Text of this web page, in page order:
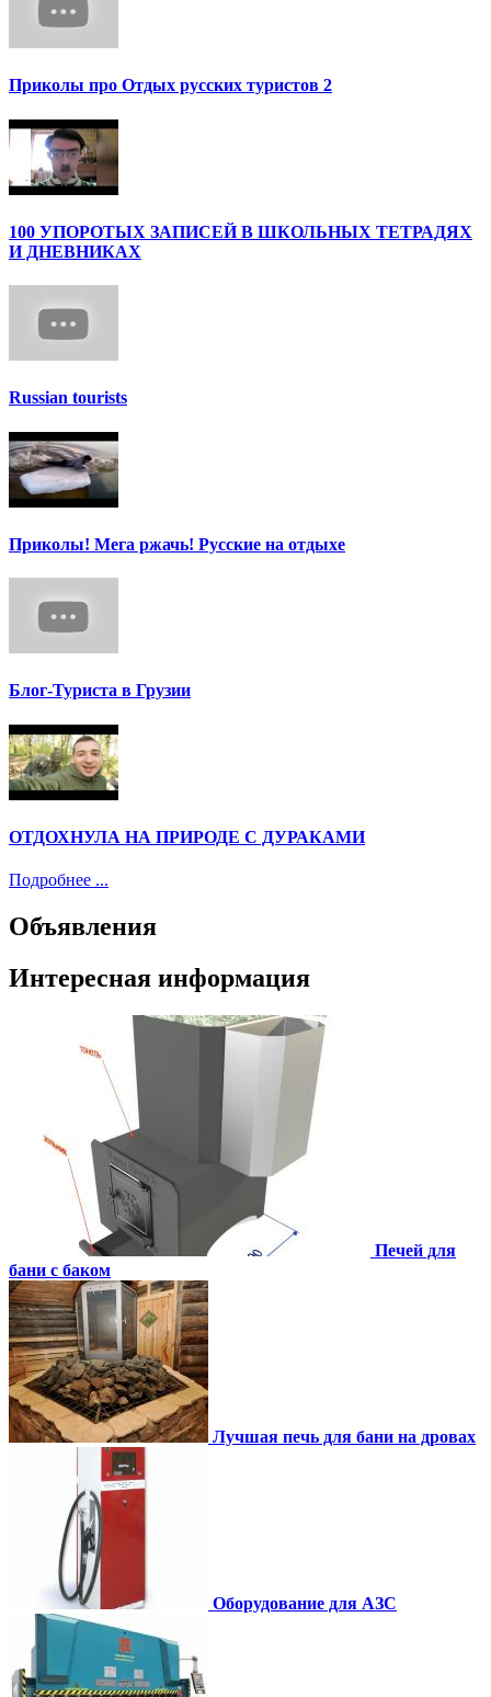
Приколы про Отдых русских туристов 2
100 УПОРОТЫХ ЗАПИСЕЙ В ШКОЛЬНЫХ ТЕТРАДЯХ
И ДНЕВНИКАХ
Russian tourists
Приколы! Мега ржачь! Русские на отдыхе
Блог-Туриста в Грузии
ОТДОХНУЛА НА ПРИРОДЕ С ДУРАКАМИ
Подробнее ...
Объявления
Интересная информация
Печей для
бани с баком
Лучшая печь для бани на дровах
Оборудование для АЗС